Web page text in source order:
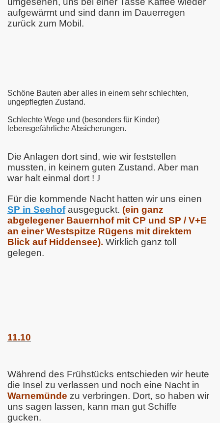
aufgewärmt und sind dann im Dauerregen
zurück zum Mobil.
Schöne Bauten aber alles in einem sehr schlechten,
ungepflegten Zustand.
Schlechte Wege und (besonders für Kinder)
lebensgefährliche Absicherungen.
Die Anlagen dort sind, wie wir feststellen
mussten, in keinem guten Zustand. Aber man
war halt einmal dort ! J
Für die kommende Nacht hatten wir uns einen
SP in Seehofausgeguckt. (ein ganz
abgelegener Bauernhof mit CP und SP / V+E
an einer Westspitze Rügens mit direktem
Blick auf Hiddensee). Wirklich ganz toll
gelegen.
11.10
Während des Frühstücks entschieden wir heute
die Insel zu verlassen und noch eine Nacht in
Warnemünde zu verbringen. Dort, so haben wir
uns sagen lassen, kann man gut Schiffe
gucken.